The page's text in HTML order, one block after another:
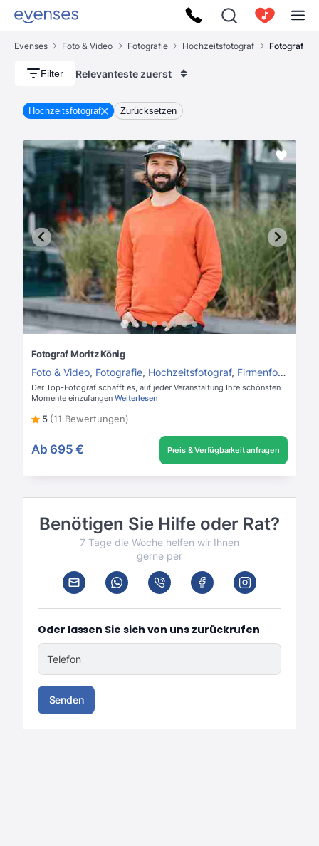
Evenses Foto & Video Fotografie Hochzeitsfotograf Fotograf
Filter Relevanteste zuerst
Hochzeitsfotograf Zurücksetzen
Fotograf Moritz König
Foto & Video, Fotografie, Hochzeitsfotograf, Firmenfotograf
Der Top-Fotograf schafft es, auf jeder Veranstaltung Ihre schönsten
Momente einzufangen Weiterlesen
5 (11 Bewertungen)
Ab 695 € Preis & Verfügbarkeit anfragen
Benötigen Sie Hilfe oder Rat?
7 Tage die Woche helfen wir Ihnen
gerne per
Oder lassen Sie sich von uns zurückrufen
Telefon
Senden